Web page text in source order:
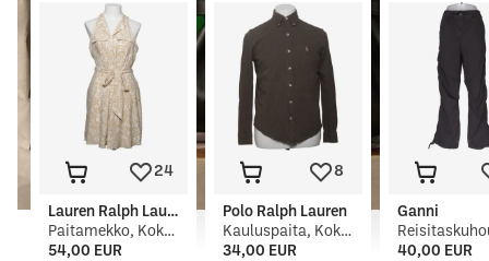
24
Lauren Ralph Lauren
Paitamekko, Koko: XS
54,00 EUR
8
Polo Ralph Lauren
Kauluspaita, Koko: S
34,00 EUR
Ganni
40,00 EUR